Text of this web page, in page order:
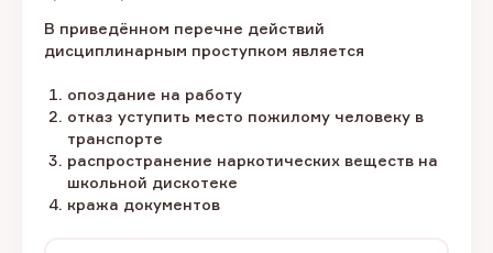
В приведённом перечне действий
дисциплинарным проступком является
опоздание на работу
отказ уступить место пожилому человеку в
транспорте
распространение наркотических веществ на
школьной дискотеке
кража документов